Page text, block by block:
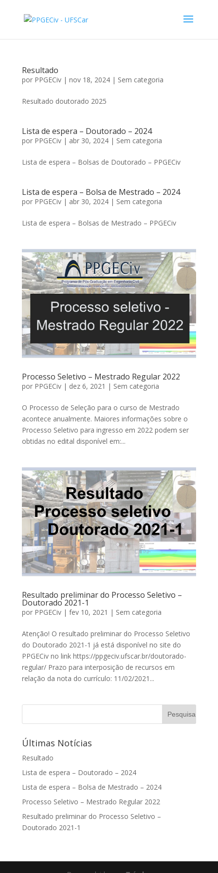
Resultado
por PPGECiv| nov 18, 2024| Sem categoria
Resultado doutorado 2025
Lista de espera – Doutorado – 2024
por PPGECiv| abr 30, 2024| Sem categoria
Lista de espera – Bolsas de Doutorado – PPGECiv
Lista de espera – Bolsa de Mestrado – 2024
por PPGECiv| abr 30, 2024| Sem categoria
Lista de espera – Bolsas de Mestrado – PPGECiv
Processo Seletivo – Mestrado Regular 2022
por PPGECiv| dez 6, 2021 | Sem categoria
O Processo de Seleção para o curso de Mestrado
acontece anualmente. Maiores informações sobre o
Processo Seletivo para ingresso em 2022 podem ser
obtidas no edital disponível em:...
Resultado preliminar do Processo Seletivo –
Doutorado 2021-1
por PPGECiv| fev 10, 2021 | Sem categoria
Atenção! O resultado preliminar do Processo Seletivo
do Doutorado 2021-1 já está disponível no site do
PPGECiv no link https://ppgeciv.ufscar.br/doutorado-
regular/ Prazo para interposição de recursos em
relação da nota do currículo: 11/02/2021...
Últimas Notícias
Resultado
Lista de espera – Doutorado – 2024
Lista de espera – Bolsa de Mestrado – 2024
Processo Seletivo – Mestrado Regular 2022
Resultado preliminar do Processo Seletivo –
Doutorado 2021-1